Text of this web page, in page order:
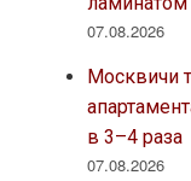
07.08.2026
Москвичи
в 3–4 раза
07.08.2026